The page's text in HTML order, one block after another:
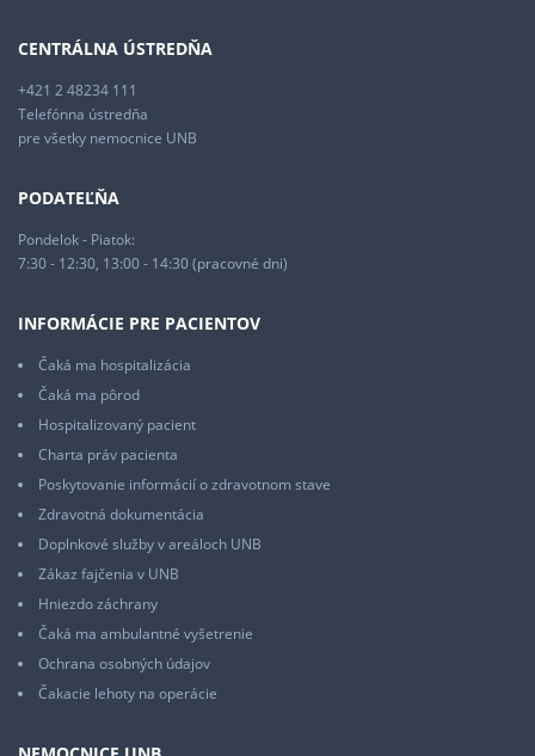
CENTRÁLNA ÚSTREDŇA
+421 2 48234 111
Telefónna ústredňa
pre všetky nemocnice UNB
PODATEĽŇA
Pondelok - Piatok:
7:30 - 12:30, 13:00 - 14:30 (pracovné dni)
INFORMÁCIE PRE PACIENTOV
Čaká ma hospitalizácia
Čaká ma pôrod
Hospitalizovaný pacient
Charta práv pacienta
Poskytovanie informácií o zdravotnom stave
Zdravotná dokumentácia
Doplnkové služby v areáloch UNB
Zákaz fajčenia v UNB
Hniezdo záchrany
Čaká ma ambulantné vyšetrenie
Ochrana osobných údajov
Čakacie lehoty na operácie